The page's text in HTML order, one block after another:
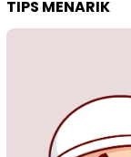
TIPS MENARIK